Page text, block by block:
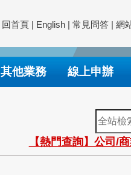
回首頁 | English | 常見問答 | 網
其他業務 線上申辦
全
站
檢
索
【熱門查詢】公司/